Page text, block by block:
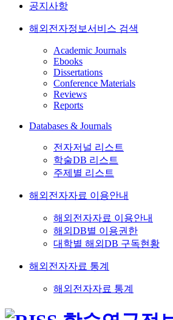
공지사항
해외전자정보서비스 검색
Academic Journals
Ebooks
Dissertations
Conference Materials
Reviews
Reports
Databases & Journals
전자저널 리스트
학술DB 리스트
주제별 리스트
해외전자자료 이용안내
해외전자자료 이용안내
해외DB별 이용권한
대학별 해외DB 구독현황
해외전자자료 통계
해외전자자료 통계